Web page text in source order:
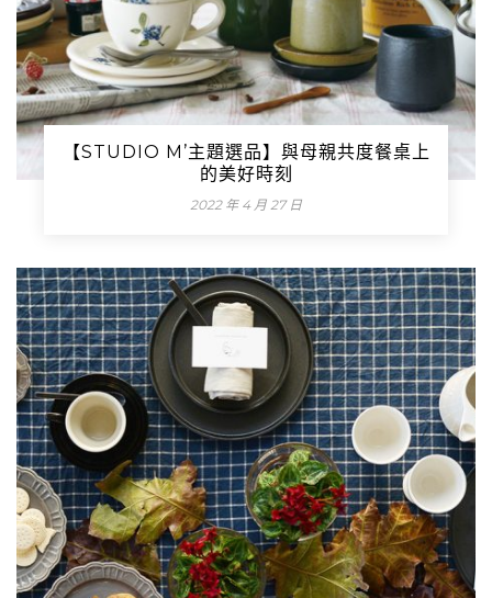
【STUDIO M’主題選品】與母親共度餐桌上
的美好時刻
2022 年 4 月 27 日